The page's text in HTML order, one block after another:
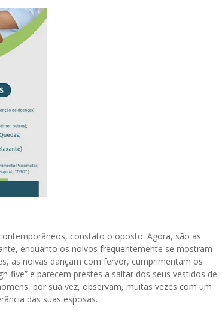
constato o oposto. Agora, são as
enquanto os noivos frequentemente se mostram
as noivas dançam com fervor, cumprimentam os
five” e parecem prestes a saltar dos seus vestidos de
por sua vez, observam, muitas vezes com um
das suas esposas.